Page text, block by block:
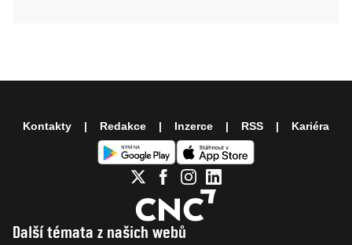
Další témata z našich webů
Kontakty Redakce Inzerce RSS Kariéra